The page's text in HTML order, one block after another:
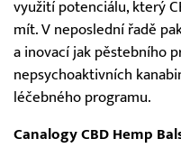
využití potenciálu, který
mít. V neposlední řadě
a inovací jak pěstebního
nepsychoaktivních
léčebného programu.
Canalogy CBD Hemp